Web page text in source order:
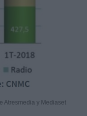
Atresmedia y Mediaset